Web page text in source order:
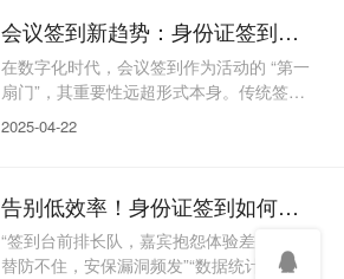
实时统计到场人数，后续数据归档和分析需
额外投入精力。随着数字化时代到来，会议
规模从数百人扩展至数千人（如行业峰会、
到模式形成尖锐矛盾。
会议签到新趋势：身份证签到如何提升活动效率与安全性
在数字化时代，会议签到作为活动的 “第一
扇门”，其重要性远超形式本身。传统签到
市场，但痛点逐渐逐渐暴露。作为新型签到
一、身份证签到：智能时代的身份核验新范
式身份证签到是以二代居民身份证为核心识
别载体，通过物联网技术、生物特征比对和
2025-04-22
告别低效率！身份证签到如何让活动管理效率飙升？
“签到台前排长队，嘉宾抱怨体验差”“冒名顶
替防不住，安保漏洞频发”“数据统计靠手